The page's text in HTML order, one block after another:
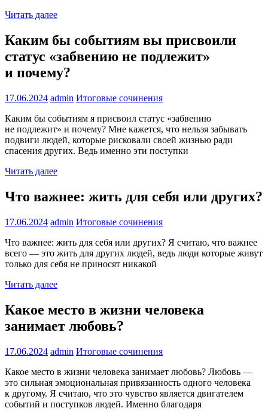
Читать далее
Каким бы событиям вы присвоили
статус «забвению не подлежит»
и почему?
17.06.2024 admin Итоговые сочинения
Каким бы событиям я присвоил статус «забвению
не подлежит» и почему? Мне кажется, что нельзя забывать
подвиги людей, которые рисковали своей жизнью ради
спасения других. Ведь именно эти поступки
Читать далее
Что важнее: жить для себя или других?
17.06.2024 admin Итоговые сочинения
Что важнее: жить для себя или других? Я считаю, что важнее
всего — это жить для других людей, ведь люди которые живут
только для себя не приносят никакой
Читать далее
Какое место в жизни человека
занимает любовь?
17.06.2024 admin Итоговые сочинения
Какое место в жизни человека занимает любовь? Любовь —
это сильная эмоциональная привязанность одного человека
к другому. Я считаю, что это чувство является двигателем
событий и поступков людей. Именно благодаря